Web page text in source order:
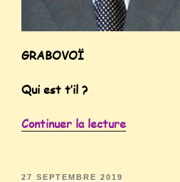
GRABOVOÏ
Qui est t’il ?
Continuer la lecture
27 SEPTEMBRE 2019